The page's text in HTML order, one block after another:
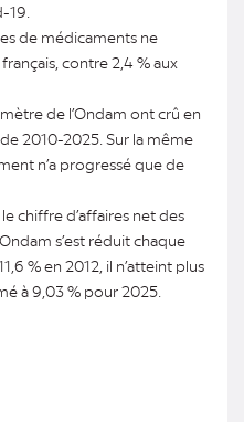
19.
de médicaments ne
contre 2,4 % aux
de l’Ondam ont crû en
2010-2025. Sur la même
n’a progressé que de
chiffre d’affaires net des
s’est réduit chaque
% en 2012, il n’atteint plus
à 9,03 % pour 2025.